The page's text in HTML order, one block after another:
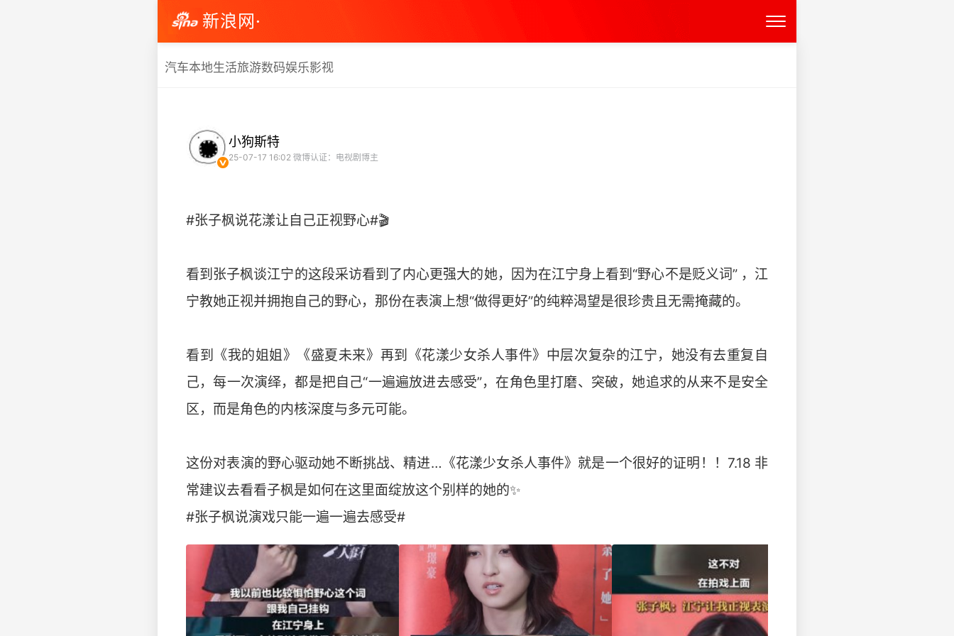
新浪网·
汽车本地生活旅游数码娱乐影视
小狗斯特
25-07-17 16:02 微博认证：电视剧博主
#张子枫说花漾让自己正视野心#🎬
看到张子枫谈江宁的这段采访看到了内心更强大的她，因为在江宁身上看到“野心不是贬义词” ，江
宁教她正视并拥抱自己的野心，那份在表演上想“做得更好”的纯粹渴望是很珍贵且无需掩藏的。
看到《我的姐姐》《盛夏未来》再到《花漾少女杀人事件》中层次复杂的江宁，她没有去重复自
己，每一次演绎，都是把自己“一遍遍放进去感受”，在角色里打磨、突破，她追求的从来不是安全
区，而是角色的内核深度与多元可能。
这份对表演的野心驱动她不断挑战、精进…《花漾少女杀人事件》就是一个很好的证明！！7.18 非
常建议去看看子枫是如何在这里面绽放这个别样的她的✨
#张子枫说演戏只能一遍一遍去感受#